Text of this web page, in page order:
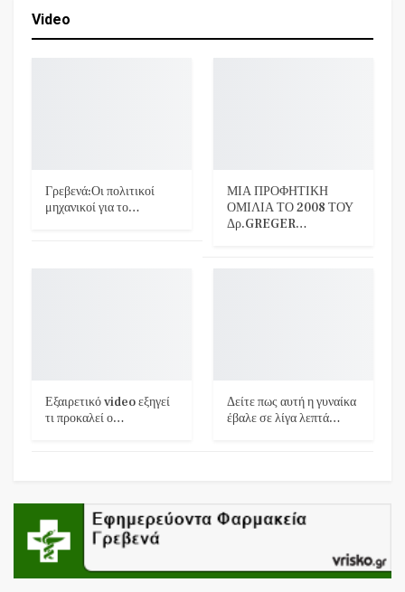
Video
Γρεβενά:Οι πολιτικοί
μηχανικοί για το…
ΜΙΑ ΠΡΟΦΗΤΙΚΗ
ΟΜΙΛΙΑ ΤΟ 2008 ΤΟΥ
Δρ.GREGER…
Εξαιρετικό video εξηγεί
τι προκαλεί ο…
Δείτε πως αυτή η γυναίκα
έβαλε σε λίγα λεπτά…